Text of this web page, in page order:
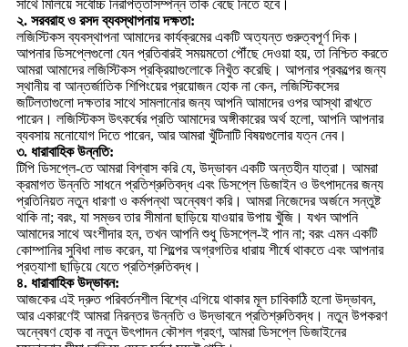
সাথে মিলিয়ে সর্বোচ্চ নিরাপত্তাসম্পন্ন তাক বেছে নিতে হবে।
২. সরবরাহ ও রসদ ব্যবস্থাপনায় দক্ষতা:
লজিস্টিকস ব্যবস্থাপনা আমাদের কার্যক্রমের একটি অত্যন্ত গুরুত্বপূর্ণ দিক।
আপনার ডিসপ্লেগুলো যেন প্রতিবারই সময়মতো পৌঁছে দেওয়া হয়, তা নিশ্চিত করতে
আমরা আমাদের লজিস্টিকস প্রক্রিয়াগুলোকে নিখুঁত করেছি। আপনার প্রকল্পের জন্য
স্থানীয় বা আন্তর্জাতিক শিপিংয়ের প্রয়োজন হোক না কেন, লজিস্টিকসের
জটিলতাগুলো দক্ষতার সাথে সামলানোর জন্য আপনি আমাদের ওপর আস্থা রাখতে
পারেন। লজিস্টিকস উৎকর্ষের প্রতি আমাদের অঙ্গীকারের অর্থ হলো, আপনি আপনার
ব্যবসায় মনোযোগ দিতে পারেন, আর আমরা খুঁটিনাটি বিষয়গুলোর যত্ন নেব।
৩. ধারাবাহিক উন্নতি:
টিপি ডিসপ্লে-তে আমরা বিশ্বাস করি যে, উদ্ভাবন একটি অন্তহীন যাত্রা। আমরা
ক্রমাগত উন্নতি সাধনে প্রতিশ্রুতিবদ্ধ এবং ডিসপ্লে ডিজাইন ও উৎপাদনের জন্য
প্রতিনিয়ত নতুন ধারণা ও কর্মপন্থা অন্বেষণ করি। আমরা নিজেদের অর্জনে সন্তুষ্ট
থাকি না; বরং, যা সম্ভব তার সীমানা ছাড়িয়ে যাওয়ার উপায় খুঁজি। যখন আপনি
আমাদের সাথে অংশীদার হন, তখন আপনি শুধু ডিসপ্লে-ই পান না; বরং এমন একটি
কোম্পানির সুবিধা লাভ করেন, যা শিল্পের অগ্রগতির ধারায় শীর্ষে থাকতে এবং আপনার
প্রত্যাশা ছাড়িয়ে যেতে প্রতিশ্রুতিবদ্ধ।
৪. ধারাবাহিক উদ্ভাবন:
আজকের এই দ্রুত পরিবর্তনশীল বিশ্বে এগিয়ে থাকার মূল চাবিকাঠি হলো উদ্ভাবন,
আর একারণেই আমরা নিরন্তর উন্নতি ও উদ্ভাবনে প্রতিশ্রুতিবদ্ধ। নতুন উপকরণ
অন্বেষণ হোক বা নতুন উৎপাদন কৌশল গ্রহণ, আমরা ডিসপ্লে ডিজাইনের